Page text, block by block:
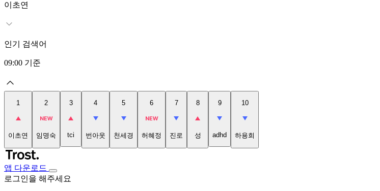
이초연
인기 검색어
09:00 기준
1
이초연
2
임명숙
3
tci
4
번아웃
5
천세경
6
허혜정
7
진로
8
성
9
adhd
10
하용희
앱 다운로드
로그인을 해주세요